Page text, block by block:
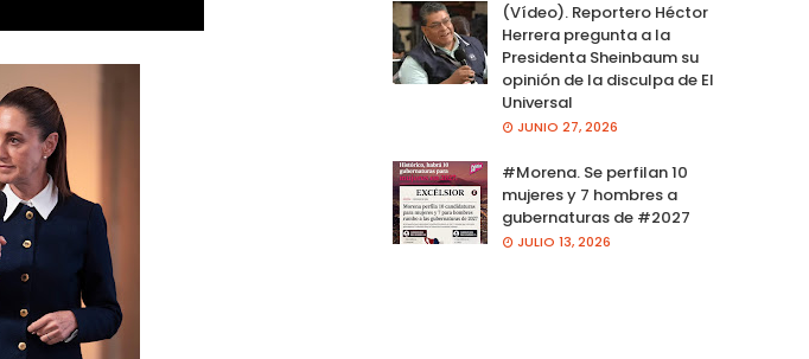
(Vídeo). Reportero Héctor
Herrera pregunta a la
Presidenta Sheinbaum su
opinión de la disculpa de El
Universal
JUNIO 27, 2026
#Morena. Se perfilan 10
mujeres y 7 hombres a
gubernaturas de #2027
JULIO 13, 2026